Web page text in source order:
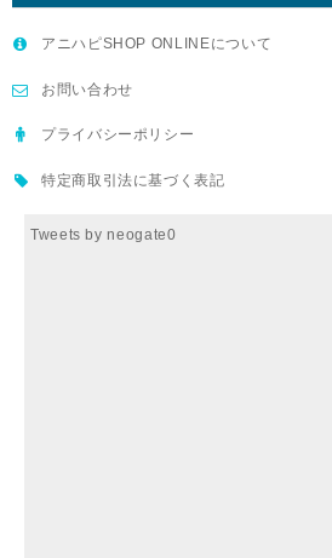
アニハピSHOP ONLINEについて
お問い合わせ
プライバシーポリシー
特定商取引法に基づく表記
Tweets by neogate0